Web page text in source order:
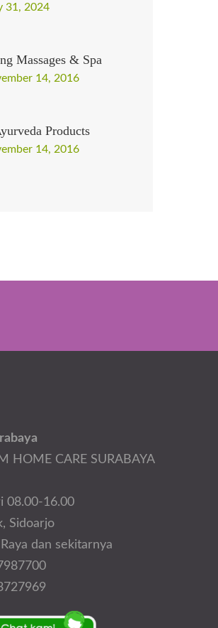
31, 2024
Massages & Spa
14, 2016
Products
14, 2016
HOME CARE SURABAYA
08.00-16.00
Sidoarjo
dan sekitarnya